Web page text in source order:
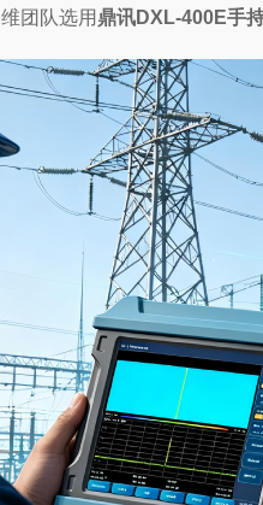
团队选用 鼎讯DXL-400E手